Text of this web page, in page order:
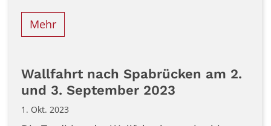
Mehr
Wallfahrt nach Spabrücken am 2.
und 3. September 2023
1. Okt. 2023